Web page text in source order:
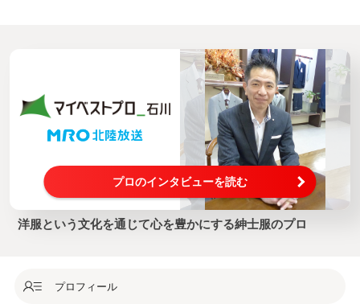
プロのインタビューを読む
洋服という文化を通じて心を豊かにする紳士服のプロ
プロフィール